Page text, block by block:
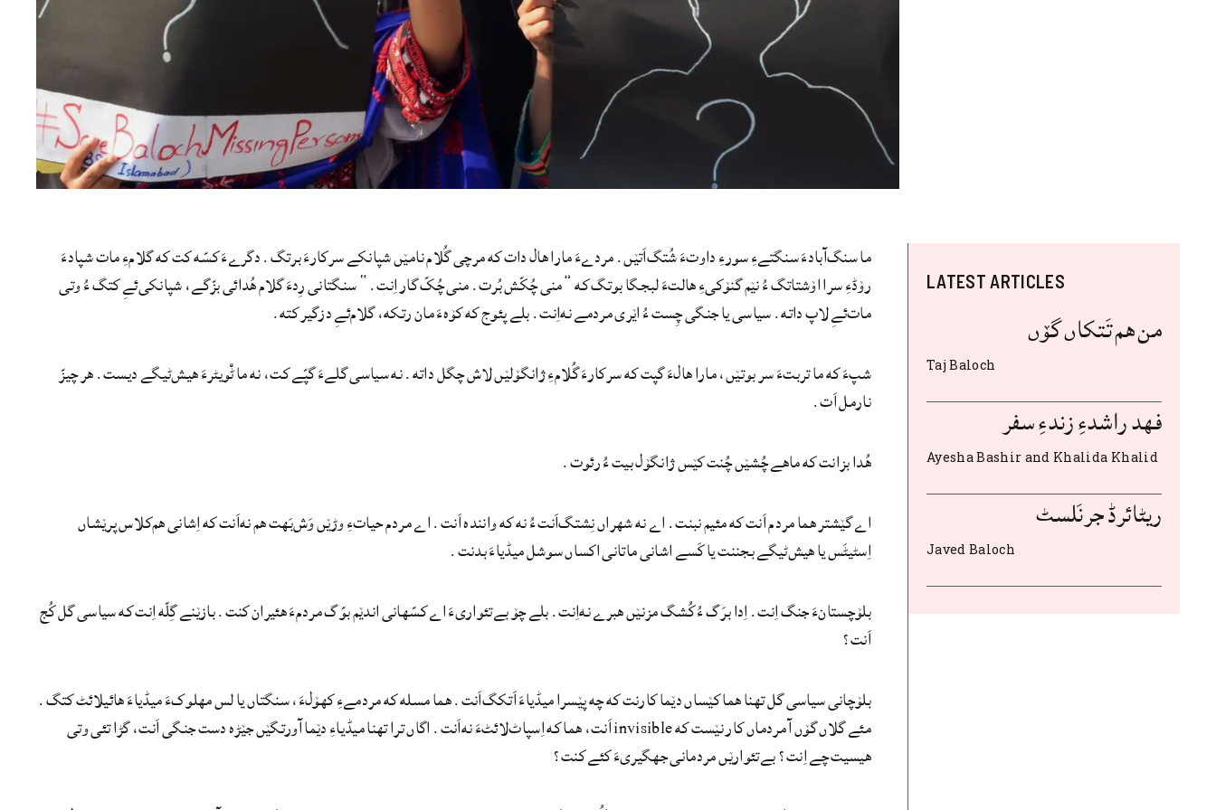
ما سنگ‌آبادءَ سنگتےءِ سورءِ داوتءَ شُتگ‌اَتێں. مردےءَ مارا ھال دات که مرچی گُلام نامێں شپانکے سرکارءَ برتگ. دگرےءَ کسّه کت که گلامءِ مات شپادءَ
رۆڈءِ سرا اۆشتاتگ ءُ نێم گنۆکیءِ ھالتءَ لبجگا بوتگ که ”منی چُکّش بُرت. منی چُکّ گار اِنت.“ سنگتانی رِدءَ گلام ھُدائی بزّگے، شپانکی‌ئےِ کتگ ءُ وتی
مات‌ئےِ لاپ داته. سیاسی یا جنگی چِست ءُ اێری مردمے نه‌اِنت. بلے پئوج که کۆهءَ مان رتکه، گلام‌ئےِ دزگیر کته.
شپءَ که ما تربتءَ سر بوتێں، مارا ھالءَ گپت که سرکارءَ گُلامءِ ژانگۆلێں لاش چگل داته. نه سیاسی گلےءَ گپّے کت، نه ما ٹْویٹرءَ ھیش‌ٹیگے دیست. ھر چیزّ
نارمل اَت.
ھُدا بزانت که ماھے چُشێں چُنت کێس ژانگۆل بیت ءُ رئوت.
اے گێشتر ھما مردم اَنت که مئیم نبنت. اے نه شھراں نِشتگ‌اَنت ءُ نه که واننده اَنت. اے مردم حیاتءِ وڑێں وَش‌بَھت ھم نه‌اَنت که اِشانی ھم‌کلاس پرێشاں
اِسٹیٹَس یا ھیش‌ٹیگے بجننت یا کَسے اشانی ماتانی اکساں سوشل میڈیاءَ بدنت.
بلۆچستانءَ جنگ اِنت. اِدا برَگ ءُ کُشگ مزنێں ھبرے نه‌اِنت. بلے چۆ بےتئواریءَ اے کسّھانی اندێم بوّگ مردمءَ هئیران کنت. بازێنے گِلّه اِنت که سیاسی گل کُج
اَنت؟
بلۆچانی سیاسی گل تھنا ھما کێساں دێما کارنت که چه پێسرا میڈیاءَ اَتکگ‌اَنت. ھما مسله که مردمےءِ کھۆلءَ، سنگتاں یا لس مھلوکءَ میڈیاءَ هائیلائٹ کتگ.
مئے گلاں گۆں آ مردماں کار نێست که invisible اَنت، ھما که اِسپاٹ‌لائٹءَ نه‌اَنت. اگاں ترا تھنا میڈیاءِ دێما آورتگێں جێڑه دست جنگی اَنت، گڑا تئی وتی
هیسیت چے اِنت؟ بےتئوارێں مردمانی جھگیریءَ کئے کنت؟
LATEST ARTICLES
من هم تَتکاں گۆں
Taj Baloch
فهد راشدءِ زندءِ سفر
Ayesha Bashir and Khalida Khalid
ریٹائرڈ جرنَلسٹ
Javed Baloch